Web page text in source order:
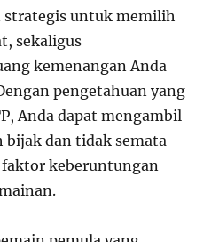
s
e
l
strategis untuk memilih
sekaligus
kemenangan Anda
pengetahuan yang
Anda dapat mengambil
bijak dan tidak semata-
keberuntungan